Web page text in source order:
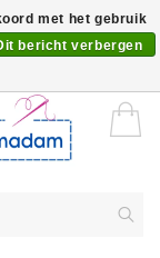
per 10 cm.
met het gebruik
bericht verbergen